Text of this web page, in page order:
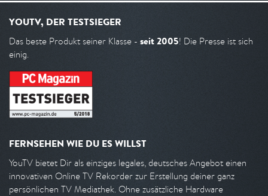
YOUTV, DER TESTSIEGER
Das beste Produkt seiner Klasse - seit 2005! Die Presse ist sich
einig.
FERNSEHEN WIE DU ES WILLST
YouTV bietet Dir als einziges legales, deutsches Angebot einen
innovativen Online TV Rekorder zur Erstellung deiner ganz
persönlichen TV Mediathek. Ohne zusätzliche Hardware